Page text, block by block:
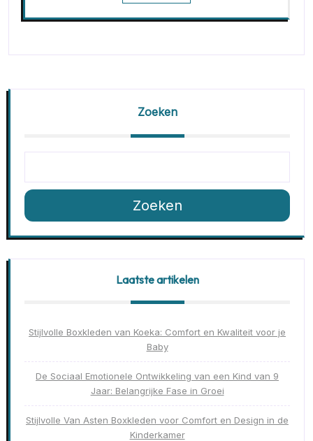
Zoeken
Zoeken
Laatste artikelen
Stijlvolle Boxkleden van Koeka: Comfort en Kwaliteit voor je
Baby
De Sociaal Emotionele Ontwikkeling van een Kind van 9
Jaar: Belangrijke Fase in Groei
Stijlvolle Van Asten Boxkleden voor Comfort en Design in de
Kinderkamer